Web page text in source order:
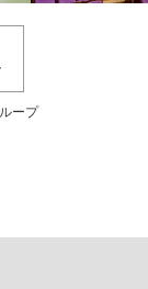
ープ